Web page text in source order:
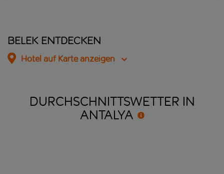
Belek entdecken
Hotel auf Karte anzeigen
DURCHSCHNITTSWETTER IN
ANTALYA